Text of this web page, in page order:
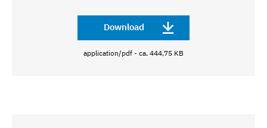
Download
application/pdf - ca. 444,75 KB